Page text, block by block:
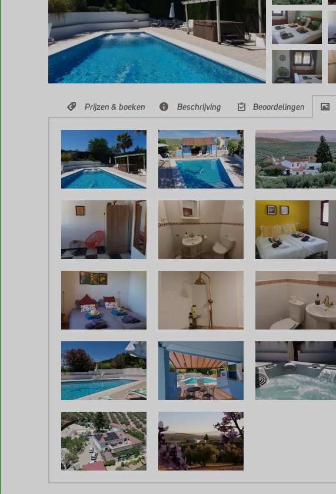
Prijzen & boeken Beschrijving Beoordelingen